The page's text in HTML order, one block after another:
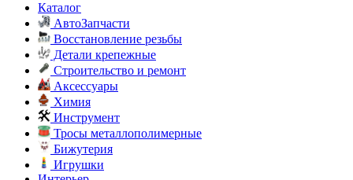
Каталог
АвтоЗапчасти
Восстановление резьбы
Детали крепежные
Строительство и ремонт
Аксессуары
Химия
Инструмент
Тросы металлополимерные
Бижутерия
Игрушки